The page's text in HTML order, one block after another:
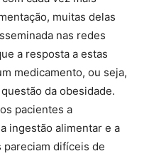
muitas delas
nas redes
a resposta a estas
medicamento, ou seja,
da obesidade.
pacientes a
ingestão alimentar e a
difíceis de